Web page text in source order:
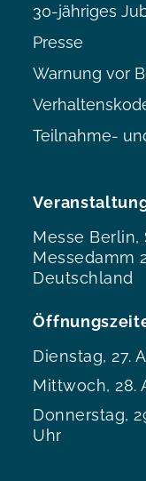
Messe Berlin,
Messedamm
Deutschland
Dienstag, 27.
Mittwoch, 28.
Donnerstag,
Uhr
30-jähriges
Presse
Warnung vor
Teilnahme-